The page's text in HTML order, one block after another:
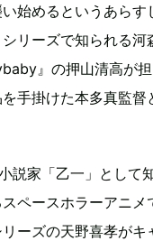
始めるというあらす
リーズで知られる河
』の押山清高が
手掛けた本多真監督
説家「乙一」として
ペースホラーアニメ
ーズの天野喜孝がキ